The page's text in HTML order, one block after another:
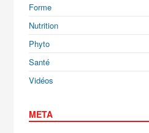
Forme
Nutrition
Phyto
Santé
Vidéos
META